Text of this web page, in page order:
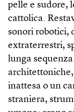
pelle e sudore,
cattolica.
sonori robotici,
extraterrestri,
lunga
inattesa o un
straniera,